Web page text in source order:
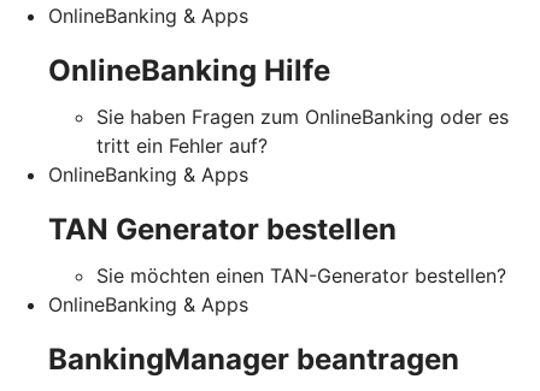
OnlineBanking & Apps
OnlineBanking Hilfe
Sie haben Fragen zum OnlineBanking oder es
tritt ein Fehler auf?
OnlineBanking & Apps
TAN Generator bestellen
Sie möchten einen TAN-Generator bestellen?
OnlineBanking & Apps
BankingManager beantragen